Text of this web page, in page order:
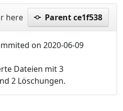
here Parent ce1f538
on 2020-06-09
Dateien mit 3
2 Löschungen.